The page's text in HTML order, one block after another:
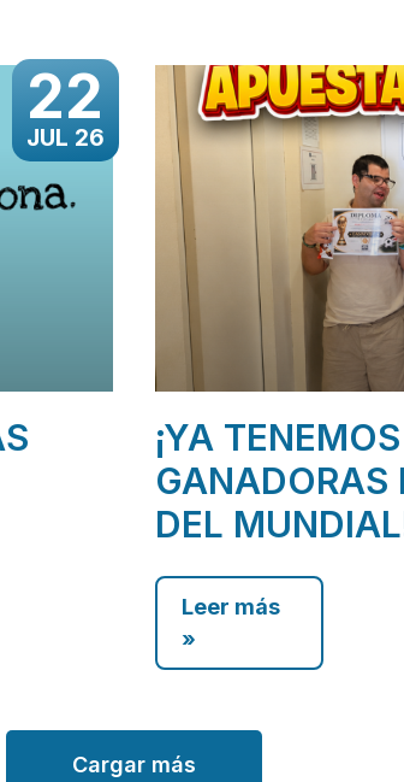
22
JUL 26
¡YA
GANADORAS
DEL
Leer más
»
Cargar más